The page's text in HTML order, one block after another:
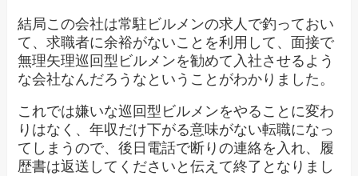
結局この会社は常駐ビルメンの求人で釣っておい
て、求職者に余裕がないことを利用して、面接で
無理矢理巡回型ビルメンを勧めて入社させるよう
な会社なんだろうなということがわかりました。
これでは嫌いな巡回型ビルメンをやることに変わ
りはなく、年収だけ下がる意味がない転職になっ
てしまうので、後日電話で断りの連絡を入れ、履
歴書は返送してくださいと伝えて終了となりまし